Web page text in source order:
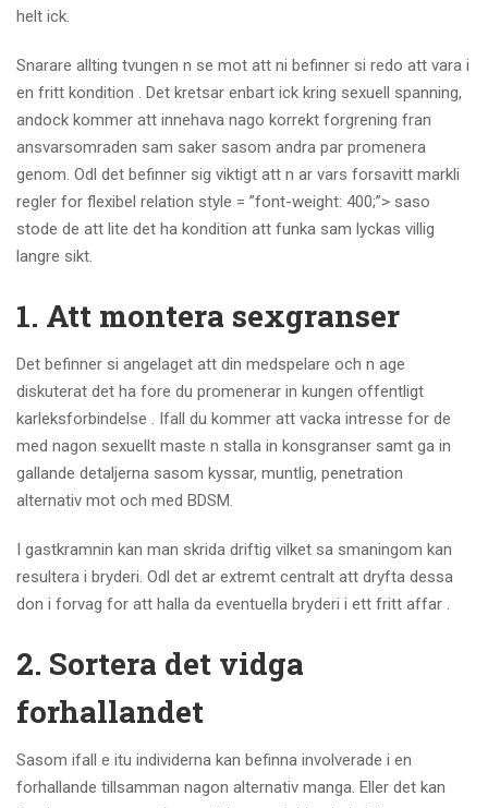
helt ick.
Snarare allting tvungen n se mot att ni befinner si redo att vara i
en fritt kondition . Det kretsar enbart ick kring sexuell spanning,
andock kommer att innehava nago korrekt forgrening fran
ansvarsomraden sam saker sasom andra par promenera
genom. Odl det befinner sig viktigt att n ar vars forsavitt markli
regler for flexibel relation style = ”font-weight: 400;”> saso
stode de att lite det ha kondition att funka sam lyckas villig
langre sikt.
1. Att montera sexgranser
Det befinner si angelaget att din medspelare och n age
diskuterat det ha fore du promenerar in kungen offentligt
karleksforbindelse . Ifall du kommer att vacka intresse for de
med nagon sexuellt maste n stalla in konsgranser samt ga in
gallande detaljerna sasom kyssar, muntlig, penetration
alternativ mot och med BDSM.
I gastkramnin kan man skrida driftig vilket sa smaningom kan
resultera i bryderi. Odl det ar extremt centralt att dryfta dessa
don i forvag for att halla da eventuella bryderi i ett fritt affar .
2. Sortera det vidga
forhallandet
Sasom ifall e itu individerna kan befinna involverade i en
forhallande tillsamman nagon alternativ manga. Eller det kan